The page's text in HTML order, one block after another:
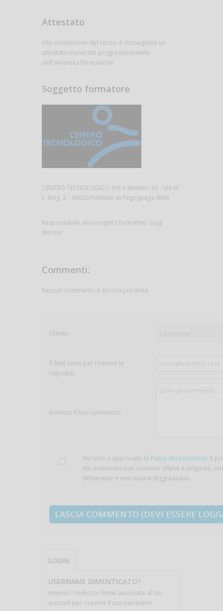
Attestato
Alla conclusione del corso, è consegnato un
attestato numerato progressivamente
dell'avvenuta formazione.
Soggetto formatore
CENTRO TECNOLOGICO Arti e Mestieri srl - Via M.
L. King, 2 - 46020 Polesine di Pegognaga (MN)
Responsabile del progetto formativo: Luigi
Meroni
Commenti:
Nessun commento è ancora presente.
Utente:
E-Mail (solo per ricevere le
risposte)
Inserisci il tuo commento:
Ho letto e approvato la Policy dei commenti. Il
sto inserendo non contiene offese e volgarità,
diffamante e non viola le leggi italiane.
LOGIN
USERNAME DIMENTICATO?
Inserisci l'indirizzo Email associato al tuo
account per ricevere il tuo username.